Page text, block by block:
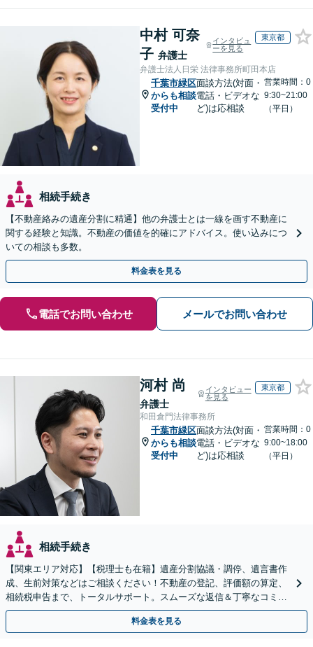
中村 可奈
子 弁護士
インタビュ
ーを見る
東京都
弁護士法人日栄 法律事務所町田本店
千葉市緑区
からも相談
受付中
面談方法(対面・
電話・ビデオな
ど)は応相談
営業時間：0
9:30~21:00
（平日）
相続手続き
【不動産絡みの遺産分割に精通】他の弁護士とは一線を画す不動産に
関する経験と知識。不動産の価値を的確にアドバイス。使い込みにつ
いての相談も多数。
料金表を見る
電話でお問い合わせ メールでお問い合わせ
河村 尚
弁護士
インタビュー
を見る
東京都
和田倉門法律事務所
千葉市緑区
からも相談
受付中
面談方法(対面・
電話・ビデオな
ど)は応相談
営業時間：0
9:00~18:00
（平日）
相続手続き
【関東エリア対応】【税理士も在籍】遺産分割協議・調停、遺言書作
成、生前対策などはご相談ください！不動産の登記、評価額の算定、
相続税申告まで、トータルサポート。スムーズな返信＆丁寧なコミュ
ニケーション◎お気軽にご相談ください。
料金表を見る